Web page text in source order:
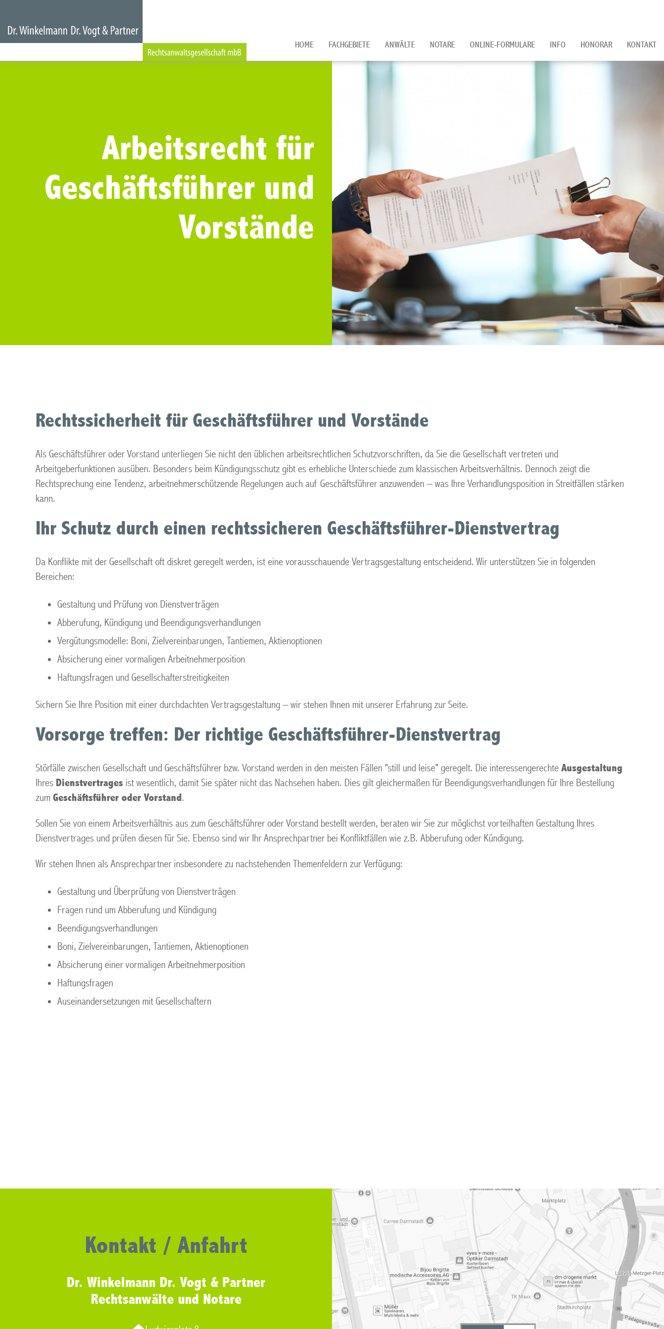
HOME FACHGEBIETE ANWÄLTE NOTARE ONLINE-FORMULARE INFO HONORAR KONTAKT
Arbeitsrecht für
Geschäftsführer und
Vorstände
Rechtssicherheit für Geschäftsführer und Vorstände
Als Geschäftsführer oder Vorstand unterliegen Sie nicht den üblichen arbeitsrechtlichen Schutzvorschriften, da Sie die Gesellschaft vertreten und
Arbeitgeberfunktionen ausüben. Besonders beim Kündigungsschutz gibt es erhebliche Unterschiede zum klassischen Arbeitsverhältnis. Dennoch zeigt die
Rechtsprechung eine Tendenz, arbeitnehmerschützende Regelungen auch auf Geschäftsführer anzuwenden – was Ihre Verhandlungsposition in Streitfällen stärken
kann.
Ihr Schutz durch einen rechtssicheren Geschäftsführer-Dienstvertrag
Da Konflikte mit der Gesellschaft oft diskret geregelt werden, ist eine vorausschauende Vertragsgestaltung entscheidend. Wir unterstützen Sie in folgenden
Bereichen:
Gestaltung und Prüfung von Dienstverträgen
Abberufung, Kündigung und Beendigungsverhandlungen
Vergütungsmodelle: Boni, Zielvereinbarungen, Tantiemen, Aktienoptionen
Absicherung einer vormaligen Arbeitnehmerposition
Haftungsfragen und Gesellschafterstreitigkeiten
Sichern Sie Ihre Position mit einer durchdachten Vertragsgestaltung – wir stehen Ihnen mit unserer Erfahrung zur Seite.
Vorsorge treffen: Der richtige Geschäftsführer-Dienstvertrag
Störfälle zwischen Gesellschaft und Geschäftsführer bzw. Vorstand werden in den meisten Fällen "still und leise" geregelt. Die interessengerechte Ausgestaltung
Ihres Dienstvertrages ist wesentlich, damit Sie später nicht das Nachsehen haben. Dies gilt gleichermaßen für Beendigungsverhandlungen für Ihre Bestellung
zum Geschäftsführer oder Vorstand.
Sollen Sie von einem Arbeitsverhältnis aus zum Geschäftsführer oder Vorstand bestellt werden, beraten wir Sie zur möglichst vorteilhaften Gestaltung Ihres
Dienstvertrages und prüfen diesen für Sie. Ebenso sind wir Ihr Ansprechpartner bei Konfliktfällen wie z.B. Abberufung oder Kündigung.
Wir stehen Ihnen als Ansprechpartner insbesondere zu nachstehenden Themenfeldern zur Verfügung:
Gestaltung und Überprüfung von Dienstverträgen
Fragen rund um Abberufung und Kündigung
Beendigungsverhandlungen
Boni, Zielvereinbarungen, Tantiemen, Aktienoptionen
Absicherung einer vormaligen Arbeitnehmerposition
Haftungsfragen
Auseinandersetzungen mit Gesellschaftern
Kontakt / Anfahrt
Dr. Winkelmann Dr. Vogt & Partner
Rechtsanwälte und Notare